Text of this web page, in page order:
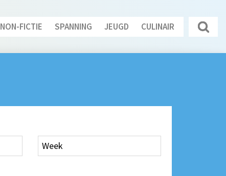
NON-FICTIE SPANNING JEUGD CULINAIR